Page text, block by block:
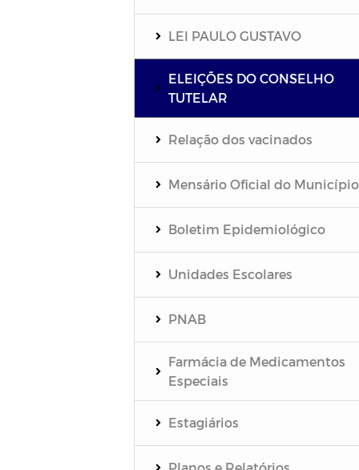
LEI PAULO GUSTAVO
ELEIÇÕES DO CONSELHO
TUTELAR
Relação dos vacinados
Mensário Oficial do Município
Boletim Epidemiológico
Unidades Escolares
PNAB
Farmácia de Medicamentos
Especiais
Estagiários